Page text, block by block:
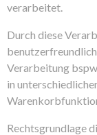
verarbeitet.
Durch diese
Verarbeitung
in
Rechtsgrundlage